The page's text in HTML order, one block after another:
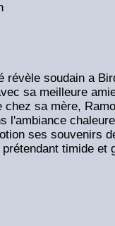
révèle soudain a
sa meilleure
sa mère,
l'ambiance
ses souvenirs
timide et